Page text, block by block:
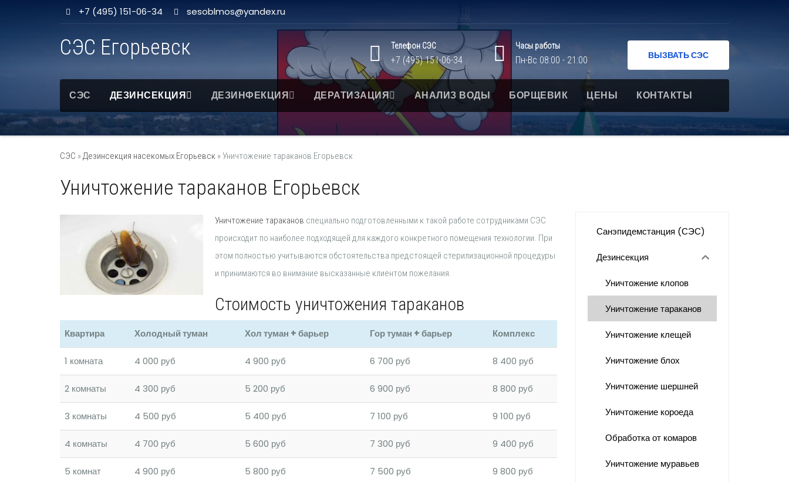
+7 (495) 151-06-34 sesoblmos@yandex.ru
СЭС Егорьевск Телефон СЭС
+7 (495) 151-06-34
Часы работы
Пн-Вс 08:00 - 21:00 ВЫЗВАТЬ СЭС
СЭС ДЕЗИНСЕКЦИЯ ДЕЗИНФЕКЦИЯ ДЕРАТИЗАЦИЯ АНАЛИЗ ВОДЫ БОРЩЕВИК ЦЕНЫ КОНТАКТЫ
СЭС »Дезинсекция насекомых Егорьевск »Уничтожение тараканов Егорьевск
Уничтожение тараканов Егорьевск
Уничтожение тараканов специально подготовленными к такой работе сотрудниками СЭС
происходит по наиболее подходящей для каждого конкретного помещения технологии. При
этом полностью учитываются обстоятельства предстоящей стерилизационной процедуры
и принимаются во внимание высказанные клиентом пожелания.
Стоимость уничтожения тараканов
Квартира Холодный туман Хол туман + барьер Гор туман + барьер Комплекс
1 комната 4 000 руб 4 900 руб 6 700 руб 8 400 руб
2 комнаты 4 300 руб 5 200 руб 6 900 руб 8 800 руб
3 комнаты 4 500 руб 5 400 руб 7 100 руб 9 100 руб
4 комнаты 4 700 руб 5 600 руб 7 300 руб 9 400 руб
5 комнат 4 900 руб 5 800 руб 7 500 руб 9 800 руб
Санэпидемстанция (СЭС)
Дезинсекция
Уничтожение клопов
Уничтожение тараканов
Уничтожение клещей
Уничтожение блох
Уничтожение шершней
Уничтожение короеда
Обработка от комаров
Уничтожение муравьев